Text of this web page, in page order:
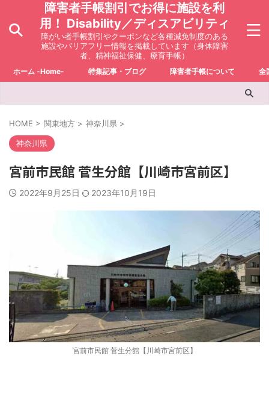
障害者手帳割引でお得に施設を利
用！ Disability／ディスアビリティ
障がい者手帳割引やクーポンなど各種減免制度のある
施設やバリアフリー情報を掲載しています（身体障害
者、精神福祉保健、療育手帳）
ホーム -Home- 特集記事・ブログ 障害者手帳について 全
HOME > 関東地方 > 神奈川県 >
神奈川県
宮前市民館 菅生分館【川崎市宮前区】
2022年9月25日 2023年10月19日
宮前市民館 菅生分館【川崎市宮前区】